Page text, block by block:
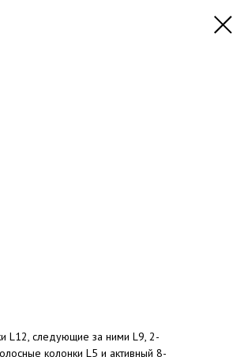
L12, следующие за ними L9, 2-
колонки L5 и активный 8-